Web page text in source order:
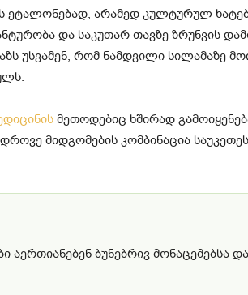
ეტალონებად, არამედ კულტურულ
და საკუთარ თავზე ზრუნვის
უსვამენ, რომ ნამდვილი სილამაზე
მეთოდებიც ხშირად
მიდგომების კომბინაცია
ბუნებრივ მონაცემებსა და